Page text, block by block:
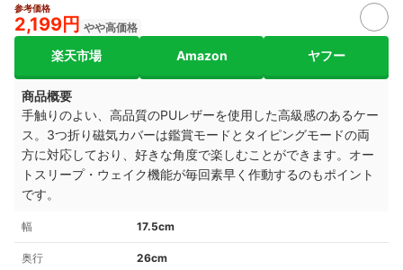
参考価格
2,199円 やや高価格
楽天市場 Amazon ヤフー
商品概要
手触りのよい、高品質のPUレザーを使用した高級感のあるケー
ス。3つ折り磁気カバーは鑑賞モードとタイピングモードの両
方に対応しており、好きな角度で楽しむことができます。オー
トスリープ・ウェイク機能が毎回素早く作動するのもポイント
です。
幅 17.5cm
奥行 26cm